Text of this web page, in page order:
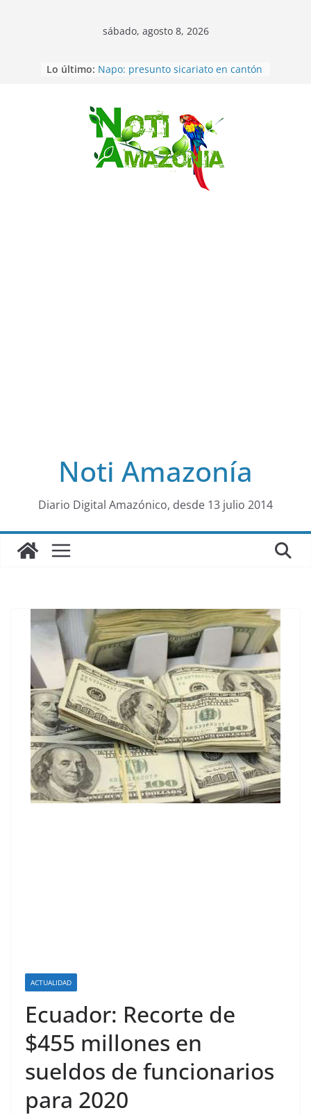
Saltar
al
sábado, agosto 8, 2026
Lo último: Napo: presunto sicariato en cantón
desaparecidos fueron encontrados
muertos en Puerto lopez
Sentencian a 34 años de prisión a
implicados en caso de Alison,
oriunda de Tena
Vozinha, el arquero sensación de
cabo Verde, ya llegó para
Noti Amazonía
Diario Digital Amazónico, desde 13 julio 2014
ACTUALIDAD
Ecuador: Recorte de
$455 millones en
sueldos de funcionarios
para 2020